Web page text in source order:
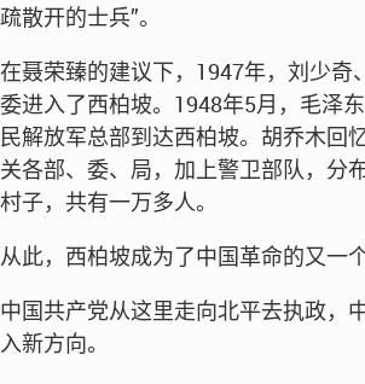
疏散开的士兵”。
在聂荣臻的建议下，1947年，刘少奇
委进入了西柏坡。1948年5月，毛泽
民解放军总部到达西柏坡。胡乔木回
关各部、委、局，加上警卫部队，分
村子，共有一万多人。
从此，西柏坡成为了中国革命的又一个
中国共产党从这里走向北平去执政，
入新方向。